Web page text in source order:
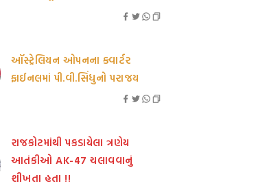
ઑસ્ટ્રેલિયન ઓપનના ક્વાર્ટર
ફાઈનલમાં પી.વી.સિંધુનો પરાજય
રાજકોટમાંથી પકડાયેલા ત્રણેય
આતંકીઓ AK-47 ચલાવવાનું
શીખતા હતા !!